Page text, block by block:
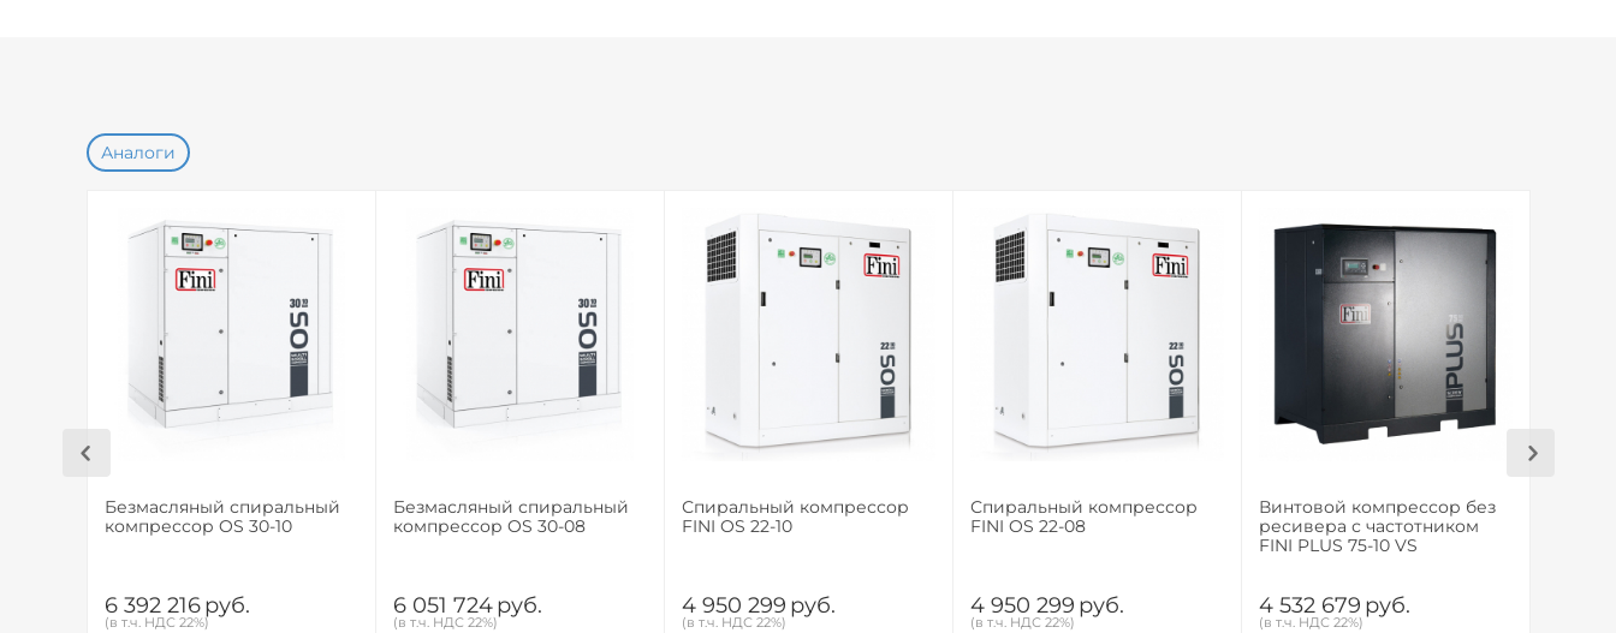
Аналоги
Безмасляный спиральный
компрессор OS 30-10
6 392 216руб.
(в т.ч. НДС 22%)
Безмасляный спиральный
компрессор OS 30-08
6 051 724руб.
(в т.ч. НДС 22%)
Спиральный компрессор
FINI OS 22-10
4 950 299 руб.
(в т.ч. НДС 22%)
Спиральный компрессор
FINI OS 22-08
4 950 299 руб.
(в т.ч. НДС 22%)
Винтовой компрессор без
ресивера с частотником
FINI PLUS 75-10 VS
4 532 679 руб.
(в т.ч. НДС 22%)